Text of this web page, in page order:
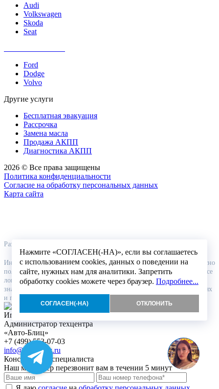
Audi
Volkswagen
Skoda
Seat
Ford
Dodge
Volvo
Другие услуги
Бесплатная эвакуация
Рассрочка
Замена масла
Продажа АКПП
Диагностика АКПП
2026 © Все права защищены
Политика конфиденциальности
Согласие на обработку персональных данных
Карта сайта
Разработка и продвижение сайта студия
Информация на сайте и цены не является публичной офертой согласно
положениям статьи 437 ГК РФ, носят информационный характер. Все
логотипы, бренды, зарегистрированные словосочетания и товарные
знаки употреблены на сайте исключительно в ознакомительных целях
и принадлежат их законным правообладателям.
Нажмите «СОГЛАСЕН(-НА)», если вы соглашаетесь
с использованием cookies, данных о поведении на
сайте, нужных нам для аналитики. Запретить
обработку cookies можете через браузер. Подробнее...
СОГЛАСЕН(-НА) ОТКЛОНИТЬ
Игорь
Администратор техцентра
«Авто-Блиц»
+7 (499) 553-07-03
info@auto-blitz.ru
Консультация специалиста
Наш менеджер перезвонит вам в течении 5 минут